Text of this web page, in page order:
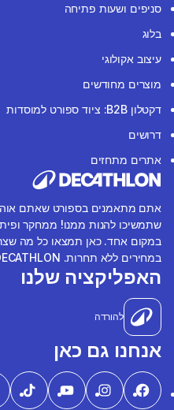
סניפים ושעות פתיחה
בלוג
עיצוב אקולוגי
מוצרים מחודשים
דקטלון B2B: ציוד ספורט למוסדות
דרושים
אתרים מתחזים
אתם מתאמנים בספורט שאתם
שתמשיכו להנות ממנו! ממחקר
במקום אחד. כאן תמצאו כל מה
במחירים ללא תחרות. DECATHLON. עושים ספורט יחד!
האפליקציה שלנו
להורדה
אנחנו גם כאן